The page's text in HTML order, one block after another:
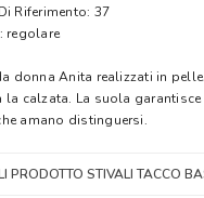
Riferimento: 37
regolare
donna Anita realizzati in
la calzata. La suola
amano distinguersi.
PRODOTTO STIVALI TACCO